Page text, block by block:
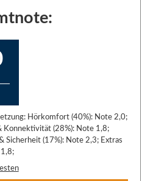
Hörkomfort (40%): Note 2,0;
Konnektivität (28%): Note 1,8;
Sicherheit (17%): Note 2,3; Extras